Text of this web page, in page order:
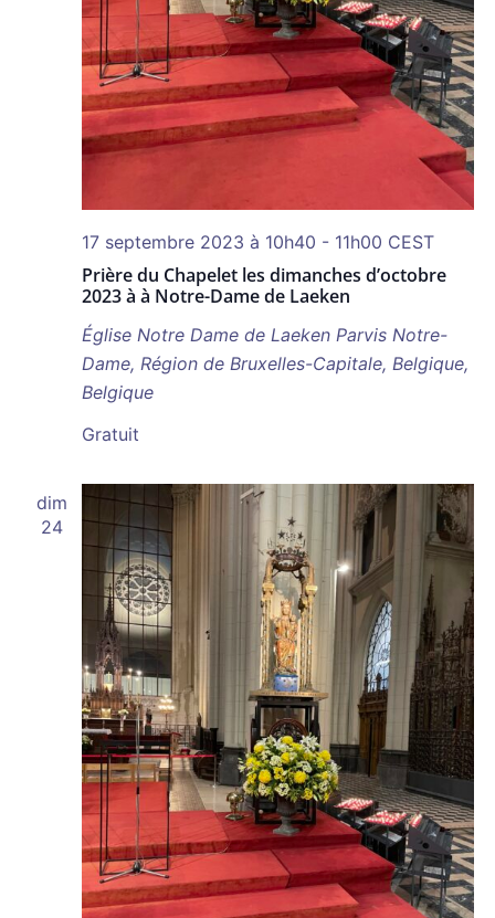
Prière du Chapelet les dimanches d’octobre
2023 à à Notre-Dame de Laeken
17 septembre 2023 à 10h40 - 11h00 CEST
Église Notre Dame de Laeken Parvis Notre-
Dame, Région de Bruxelles-Capitale, Belgique,
Belgique
Gratuit
dim
24